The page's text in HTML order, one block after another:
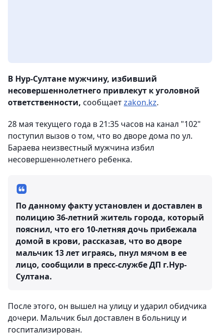
В Нур-Султане мужчину, избивший
несовершеннолетнего привлекут к уголовной
ответственности, сообщаетzakon.kz.
28 мая текущего года в 21:35 часов на канал "102"
поступил вызов о том, что во дворе дома по ул.
Бараева неизвестный мужчина избил
несовершеннолетнего ребенка.
По данному факту установлен и доставлен в
полицию 36-летний житель города, который
пояснил, что его 10-летняя дочь прибежала
домой в крови, рассказав, что во дворе
мальчик 13 лет играясь, пнул мячом в ее
лицо, сообщили в пресс-службе ДП г.Нур-
Султана.
После этого, он вышел на улицу и ударил обидчика
дочери. Мальчик был доставлен в больницу и
госпитализирован.